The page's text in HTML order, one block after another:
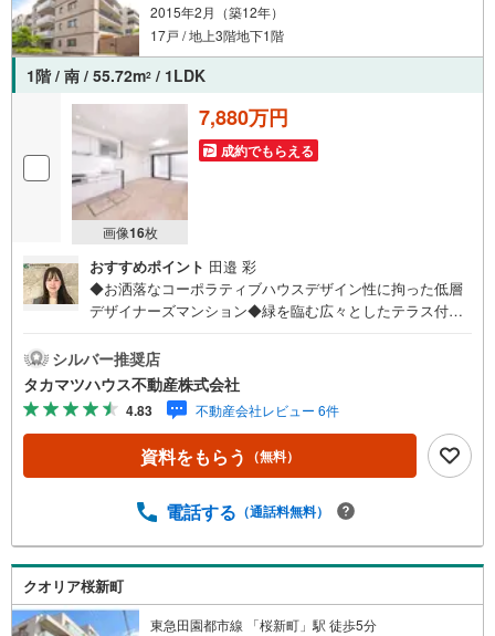
2015年2月（築12年）
17戸 / 地上3階地下1階
1階 / 南 / 55.72m2 / 1LDK
画像16枚
7,880万円
成約でもらえる
おすすめポイント 田邉 彩
◆お洒落なコーポラティブハウスデザイン性に拘った低層
デザイナーズマンション◆緑を臨む広々としたテラス付き
ただけます机を出してお茶をしたり、大切な愛犬・愛猫と
のちょっとしたのんびりスペースにも◆ペット2匹相談可
犬・猫合わせて2匹まで飼育可能です！◆戸建感覚で暮らせ
るメゾネットタイプ！リビングと寝室をフロアで生活空間
をしっかり分けられます。◆明るい南向き住戸陽が入り明
るい住戸です。◆三軒茶屋徒歩圏内でアクセス良好！世田
分と目的地によって最寄を選べる立地です！
シルバー推奨店
タカマツハウス不動産株式会社
4.83 不動産会社レビュー 6件
資料をもらう （無料）
電話する （通話料無料）
クオリア桜新町
東急田園都市線 「桜新町」駅 徒歩5分